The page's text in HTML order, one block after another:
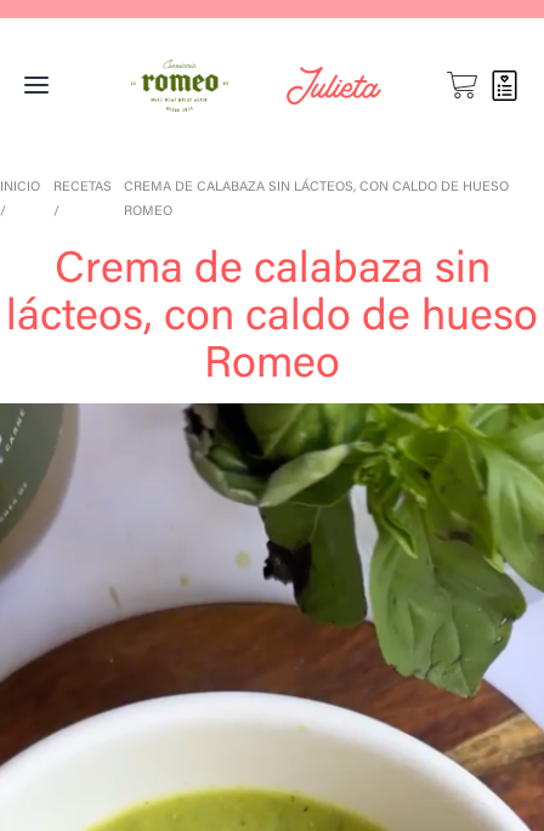
INICIO RECETAS
CREMA DE CALABAZA SIN LÁCTEOS, CON CALDO DE HUESO
ROMEO
Crema de calabaza sin
lácteos, con caldo de hueso
Romeo